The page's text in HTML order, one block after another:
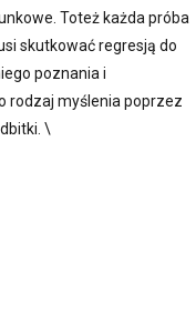
Toteż każda próba
skutkować regresją do
poznania i
rodzaj myślenia poprzez
\